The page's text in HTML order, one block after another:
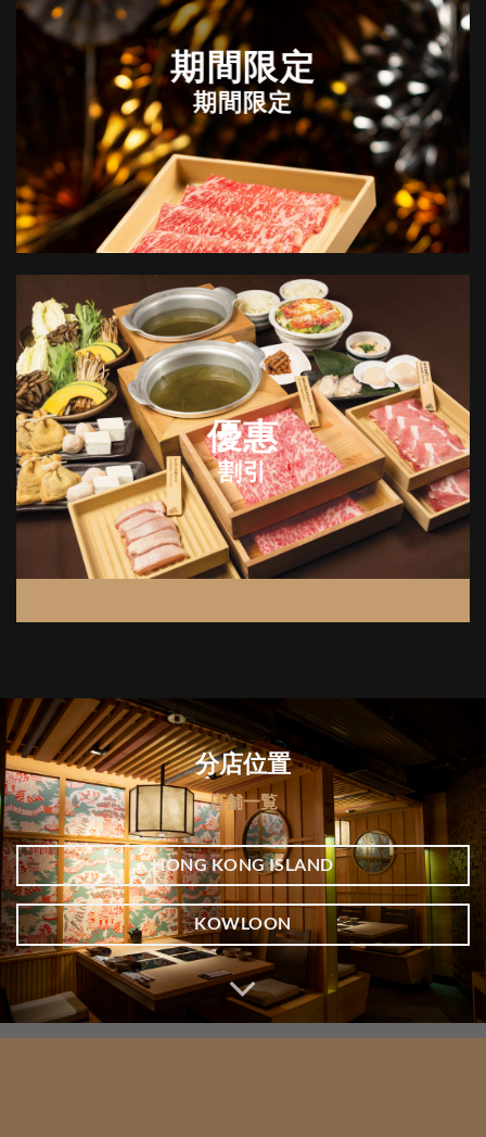
期間限定
期間限定
優惠
割引
分店位置
店舗一覧
HONG KONG ISLAND
KOWLOON